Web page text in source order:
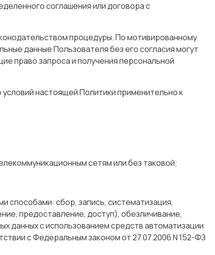
соглашения или договора с
процедуры. По мотивированному
данные Пользователя без его согласия могут
право запроса и получения персональной
настоящей Политики применительно к
сетям или без таковой;
способами: сбор, запись, систематизация,
предоставление, доступ), обезличивание,
данных с использованием средств автоматизации
с Федеральным законом от 27.07.2006 N 152-ФЗ